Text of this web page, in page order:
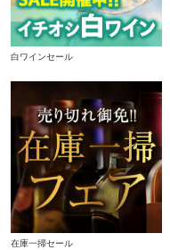
白ワインセール
在庫一掃セール